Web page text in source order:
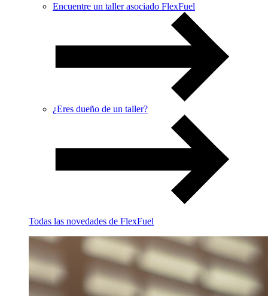
Encuentre un taller asociado FlexFuel
¿Eres dueño de un taller?
Todas las novedades de FlexFuel